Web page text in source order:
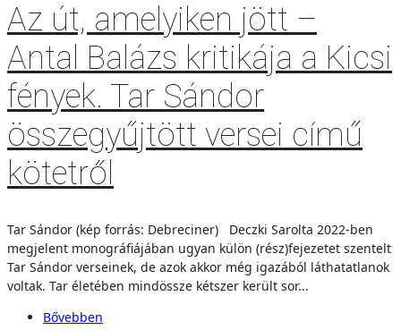
Az út, amelyiken jött –
Antal Balázs kritikája a Kicsi
fények. Tar Sándor
összegyűjtött versei című
kötetről
Tar Sándor (kép forrás: Debreciner) Deczki Sarolta 2022-ben
megjelent monográfiájában ugyan külön (rész)fejezetet szentelt
Tar Sándor verseinek, de azok akkor még igazából láthatatlanok
voltak. Tar életében mindössze kétszer került sor...
Bővebben